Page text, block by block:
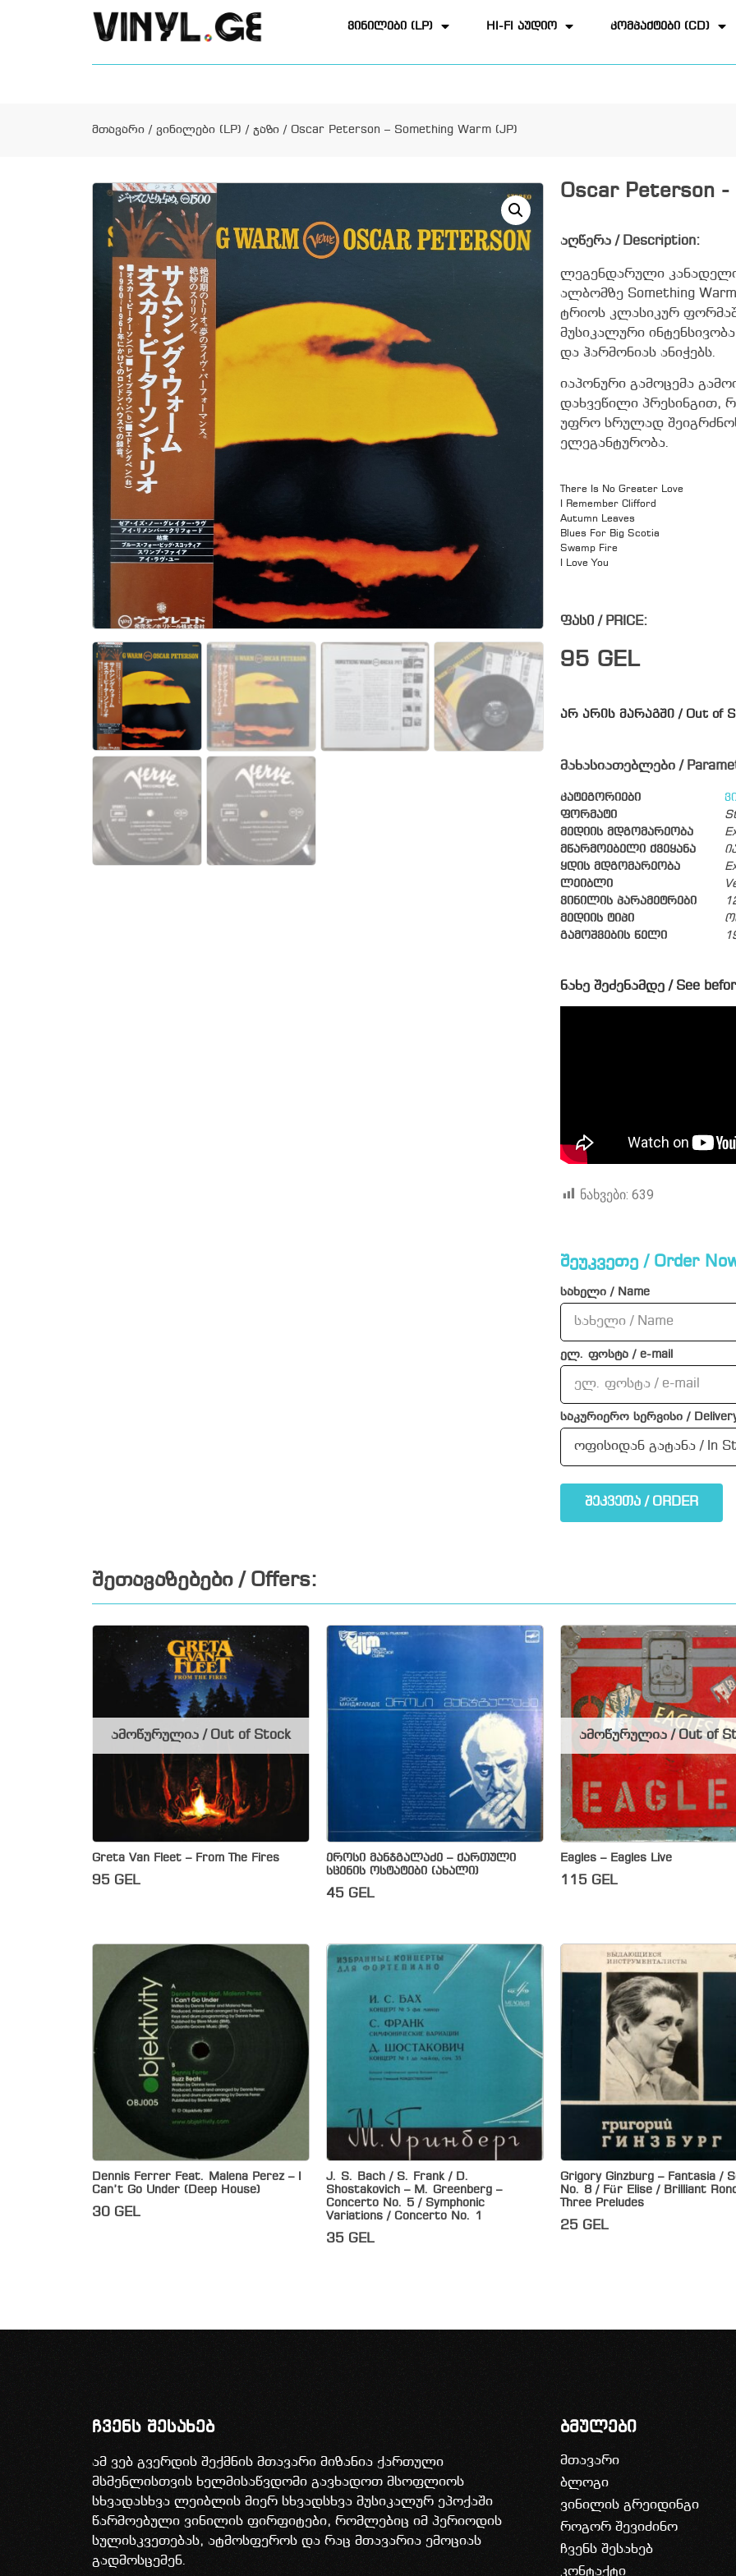
ვინილები (LP) HI-FI აუდიო კომპაქტები (CD)
მთავარი / ვინილები (LP) / ჯაზი / Oscar Peterson – Something Warm (JP)
Oscar Peterson -
აღწერა / Description:
ლეგენდარული კანადელი
ალბომზე Something
ტრიოს კლასიკურ
მუსიკალური
და ჰარმონიას ანიჭებს.
იაპონური გამოცემა
დახვეწილი პრესინგით,
უფრო სრულად
ელეგანტურობა.
There Is No Greater Love
I Remember Clifford
Autumn Leaves
Blues For Big Scotia
Swamp Fire
I Love You
ფასი / PRICE:
95 GEL
არ არის მარაგში / Out of
მახასიათებლები /
კატეგორიები
ფორმატი
მედიის მდგომარეობა
მწარმოებელი ქვეყანა
ყდის მდგომარეობა
ლეიბლი
ვინილის პარამეტრები
მედიის ტიპი
გამოშვების წელი
ნახე შეძენამდე / See
ნახვები: 639
შეუკვეთე / Order
სახელი / Name
ელ. ფოსტა / e-mail
საკურიერო სერვისი /
შეკვეთა / ORDER
შეთავაზებები / Offers:
Greta Van Fleet – From The Fires
95 GEL
ამოწურულია / Out of Stock
ეროსი მანჯგალაძე – ქართული
სცენის ოსტატები (ახალი)
45 GEL
Eagles – Eagles Live
115 GEL
ამოწურულია / Out of
Dennis Ferrer Feat. Malena Perez – I
Can’t Go Under (Deep House)
30 GEL
J. S. Bach / S. Frank / D.
Shostakovich – M. Greenberg –
Concerto No. 5 / Symphonic
Variations / Concerto No. 1
35 GEL
Grigory Ginzburg – Fantasia /
No. 8 / Für Elise / Brilliant
Three Preludes
25 GEL
ჩვენს შესახებ
ამ ვებ გვერდის შექმნის მთავარი მიზანია ქართული
მსმენლისთვის ხელმისაწვდომი გავხადოთ მსოფლიოს
სხვადასხვა ლეიბლის მიერ სხვადსხვა მუსიკალურ ეპოქაში
წარმოებული ვინილის ფირფიტები, რომლებიც იმ პერიოდის
სულისკვეთებას, ატმოსფეროს და რაც მთავარია ემოციას
გადმოსცემენ.
ბმულები
მთავარი
ბლოგი
ვინილის გრეიდინგი
როგორ შევიძინო
ჩვენს შესახებ
კონტაქტი